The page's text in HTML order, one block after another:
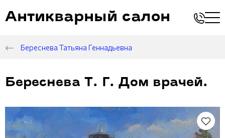
Антикварный салон
Береснева Татьяна Геннадьевна
Береснева Т. Г. Дом врачей.